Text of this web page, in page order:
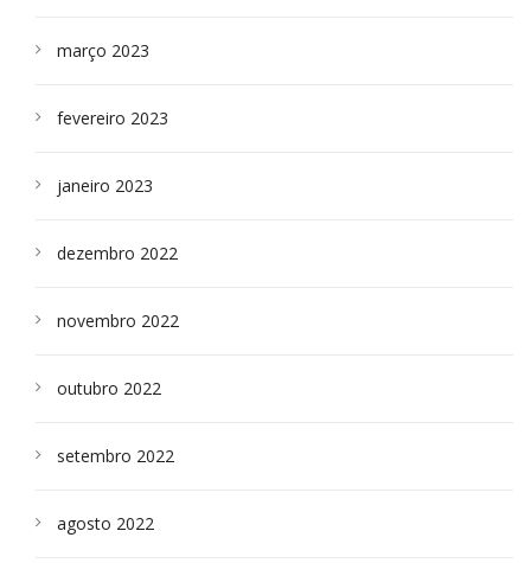
março 2023
fevereiro 2023
janeiro 2023
dezembro 2022
novembro 2022
outubro 2022
setembro 2022
agosto 2022